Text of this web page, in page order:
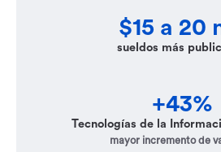
$15 a 20
sueldos más
+43%
Tecnologías de la
mayor incremento de